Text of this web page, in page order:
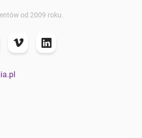
od 2009 roku.